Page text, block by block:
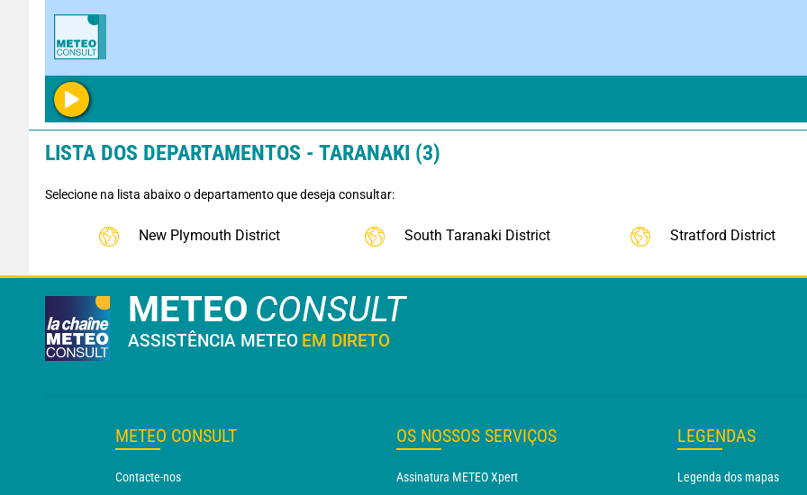
LISTA DOS DEPARTAMENTOS - TARANAKI (3)
Selecione na lista abaixo o departamento que deseja consultar:
New Plymouth District South Taranaki District Stratford District
METEO CONSULT
ASSISTÊNCIA METEO EM DIRETO
METEO CONSULT
Contacte-nos
OS NOSSOS SERVIÇOS
Assinatura METEO Xpert
LEGENDAS
Legenda dos mapas